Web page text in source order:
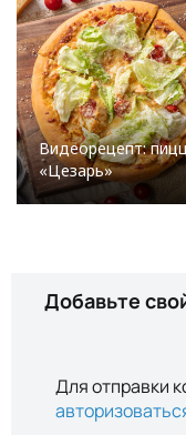
Видеорецепт:
«Цезарь»
Добавьте
Для отправки